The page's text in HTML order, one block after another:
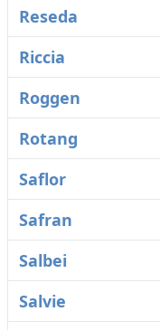
Reseda
Riccia
Roggen
Rotang
Saflor
Safran
Salbei
Salvie